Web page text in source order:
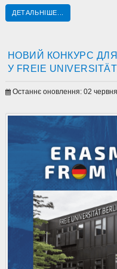
ДЕТАЛЬНІШЕ...
НОВИЙ КОНКУРС
У FREIE
Останнє оновлення: 02